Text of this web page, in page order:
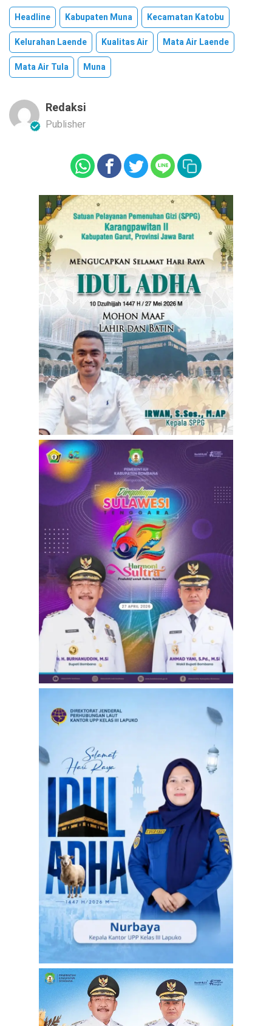
Headline Kabupaten Muna
Kecamatan Katobu
Kelurahan Laende
Kualitas Air
Mata Air Laende
Mata Air Tula
Muna
Redaksi
Publisher